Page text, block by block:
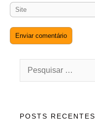
Site
por:
POSTS RECENTES